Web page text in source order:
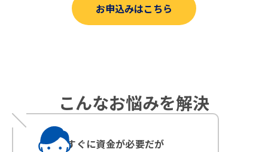
お申込みはこちら
こんなお悩みを解決
すぐに資金が必要だが